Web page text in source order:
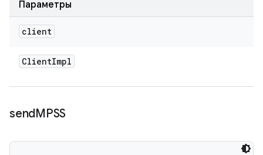
Параметры
client
ClientImpl
sendMPSS